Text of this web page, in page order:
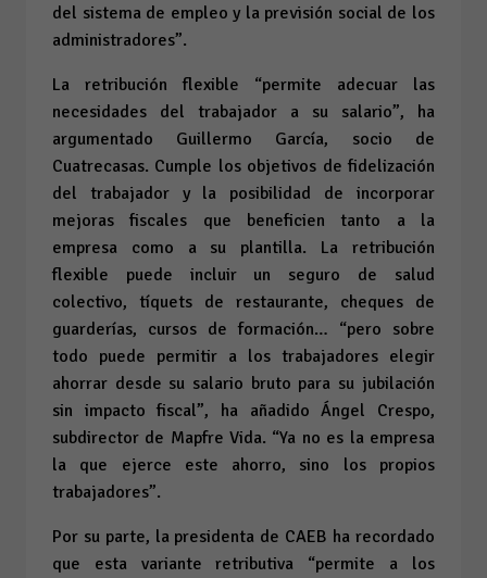
del sistema de empleo y la previsión social de los
administradores”.
La retribución flexible “permite adecuar las
necesidades del trabajador a su salario”, ha
argumentado Guillermo García, socio de
Cuatrecasas. Cumple los objetivos de fidelización
del trabajador y la posibilidad de incorporar
mejoras fiscales que beneficien tanto a la
empresa como a su plantilla. La retribución
flexible puede incluir un seguro de salud
colectivo, tíquets de restaurante, cheques de
guarderías, cursos de formación… “pero sobre
todo puede permitir a los trabajadores elegir
ahorrar desde su salario bruto para su jubilación
sin impacto fiscal”, ha añadido Ángel Crespo,
subdirector de Mapfre Vida. “Ya no es la empresa
la que ejerce este ahorro, sino los propios
trabajadores”.
Por su parte, la presidenta de CAEB ha recordado
que esta variante retributiva “permite a los